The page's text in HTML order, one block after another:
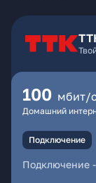
100 мбит/
Домашний
Подключение
Подключение -